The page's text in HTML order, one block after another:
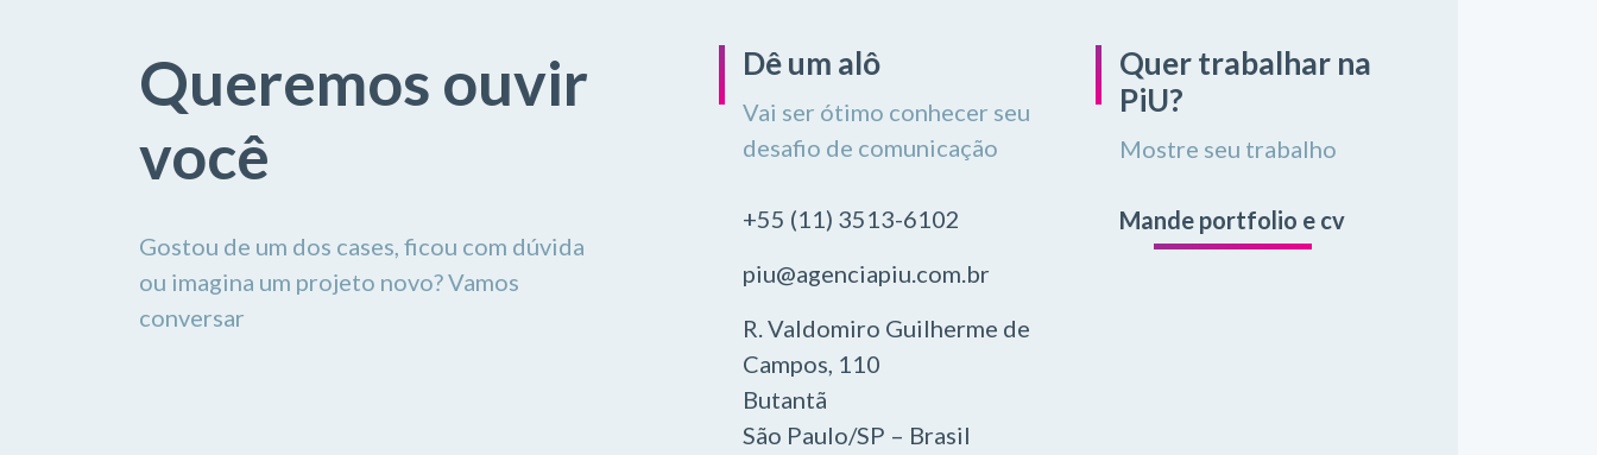
Queremos ouvir
você
Gostou de um dos cases, ficou com dúvida
ou imagina um projeto novo? Vamos
conversar
Dê um alô
Vai ser ótimo conhecer seu
desafio de comunicação
+55 (11) 3513-6102
piu@agenciapiu.com.br
R. Valdomiro Guilherme de
Campos, 110
Butantã
São Paulo/SP – Brasil
Quer trabalhar na
PiU?
Mostre seu trabalho
Mande portfolio e cv